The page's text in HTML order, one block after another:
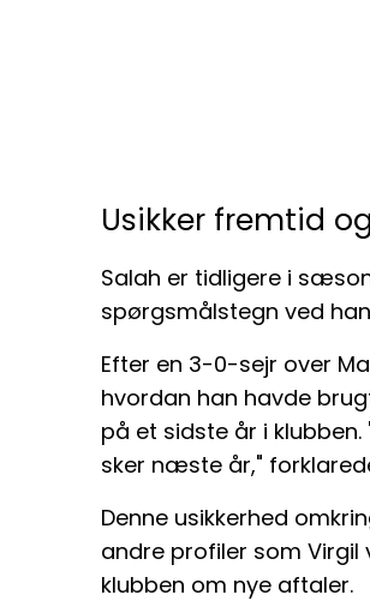
Usikker fremtid
Salah er tidligere i
spørgsmålstegn ved
Efter en 3-0-sejr over
hvordan han havde
på et sidste år i
sker næste år,"
Denne usikkerhed
andre profiler som Virgil
klubben om nye aftaler.